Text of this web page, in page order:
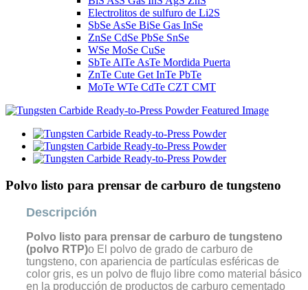
Electrolitos de sulfuro de Li2S
SbSe AsSe BiSe Gas InSe
ZnSe CdSe PbSe SnSe
WSe MoSe CuSe
SbTe AlTe AsTe Mordida Puerta
ZnTe Cute Get InTe PbTe
MoTe WTe CdTe CZT CMT
Polvo listo para prensar de carburo de tungsteno
Descripción
Polvo listo para prensar de carburo de tungsteno
(polvo RTP)o El polvo de grado de carburo de
tungsteno, con apariencia de partículas esféricas de
color gris, es un polvo de flujo libre como material básico
en la producción de productos de carburo cementado